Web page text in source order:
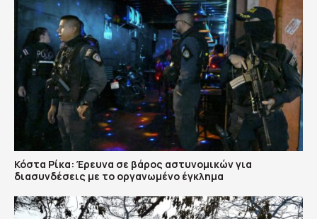
Κόστα Ρίκα: Έρευνα σε βάρος αστυνομικών για
διασυνδέσεις με το οργανωμένο έγκλημα